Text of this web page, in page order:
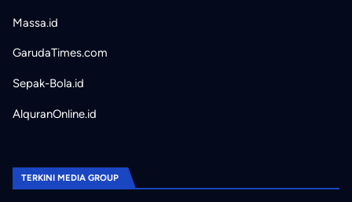
Massa.id
GarudaTimes.com
Sepak-Bola.id
AlquranOnline.id
TERKINI MEDIA GROUP